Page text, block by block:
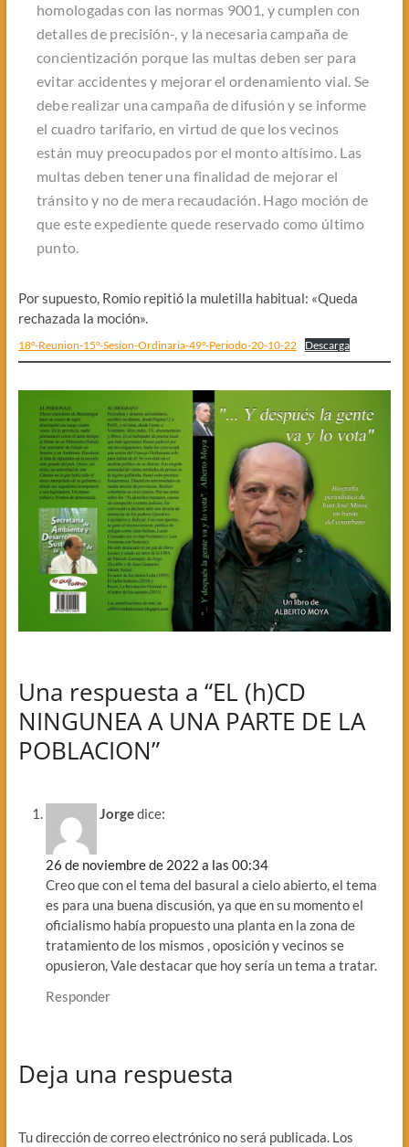
homologadas con las normas 9001, y cumplen con
detalles de precisión-, y la necesaria campaña de
concientización porque las multas deben ser para
evitar accidentes y mejorar el ordenamiento vial. Se
debe realizar una campaña de difusión y se informe
el cuadro tarifario, en virtud de que los vecinos
están muy preocupados por el monto altísimo. Las
multas deben tener una finalidad de mejorar el
tránsito y no de mera recaudación. Hago moción de
que este expediente quede reservado como último
punto.
Por supuesto, Romio repitió la muletilla habitual: «Queda
rechazada la moción».
18°-Reunion-15°-Sesion-Ordinaria-49°-Periodo-20-10-22 Descarga
Una respuesta a “EL (h)CD
NINGUNEA A UNA PARTE DE LA
POBLACION”
Jorgedice:
26 de noviembre de 2022 a las 00:34
Creo que con el tema del basural a cielo abierto, el tema
es para una buena discusión, ya que en su momento el
oficialismo había propuesto una planta en la zona de
tratamiento de los mismos , oposición y vecinos se
opusieron, Vale destacar que hoy sería un tema a tratar.
Responder
Deja una respuesta
Tu dirección de correo electrónico no será publicada. Los